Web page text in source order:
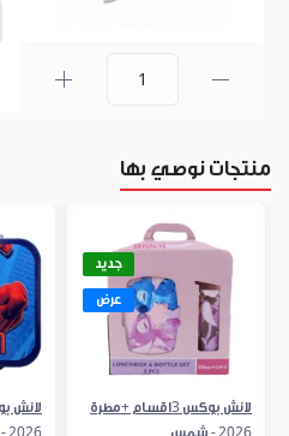
منتجات نوصي بها
جديد
عرض
لانش بوكس 3اقسام +مطرة